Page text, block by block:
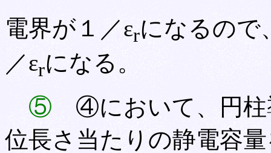
電界が１／εrになるので
／εrになる。
⑤ ④において、円柱
位長さ当たりの静電容